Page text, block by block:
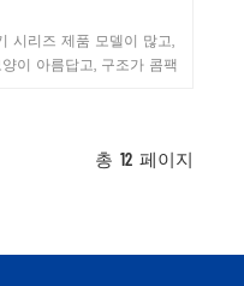
시리즈 제품 모델이 많고,
이 아름답고, 구조가 콤팩
총 12 페이지